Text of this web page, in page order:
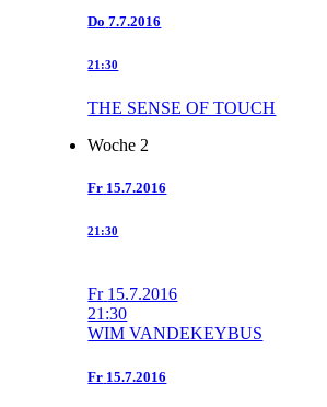
Do 7.7.2016
21:30
THE SENSE OF TOUCH
Woche 2
Fr 15.7.2016
21:30
Fr 15.7.2016
21:30
WIM VANDEKEYBUS
Fr 15.7.2016